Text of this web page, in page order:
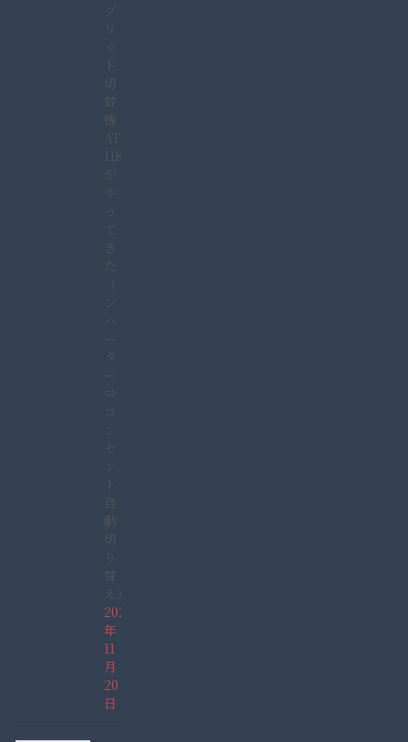
グ
リ
ッ
ド
切
替
機
ATS-
11KW
が
や
っ
て
き
た
（イ
ン
バ
ー
タ
ー
⇔
コ
ン
セ
ン
ト
自
動
切
り
替
え）
2021
年
11
月
20
日